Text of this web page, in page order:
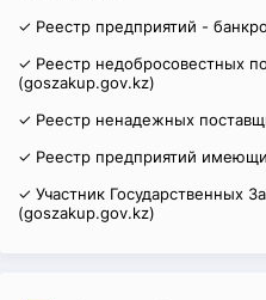
✓ Реестр предприятий -
✓ Реестр недобросовестных
(goszakup.gov.kz)
✓ Реестр ненадежных
✓ Реестр предприятий
✓ Участник Государственных
(goszakup.gov.kz)